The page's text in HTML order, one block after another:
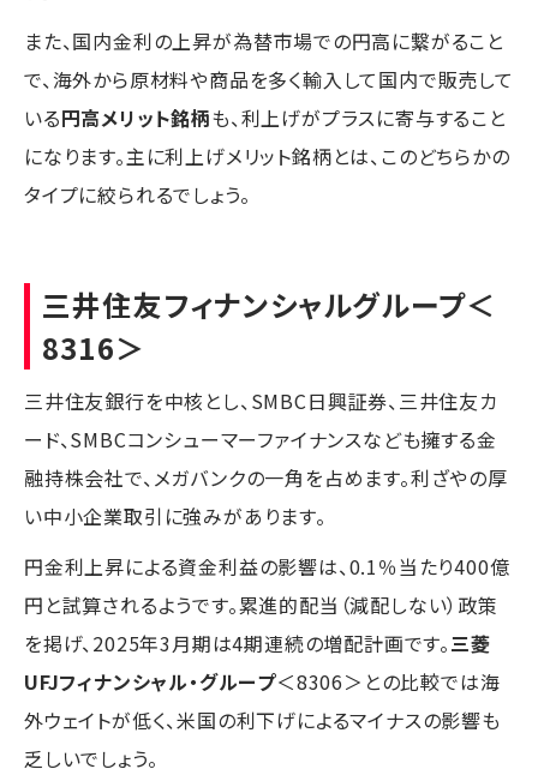
また、国内金利の上昇が為替市場での円高に繋がること
で、海外から原材料や商品を多く輸入して国内で販売して
いる円高メリット銘柄も、利上げがプラスに寄与すること
になります。主に利上げメリット銘柄とは、このどちらかの
タイプに絞られるでしょう。
三井住友フィナンシャルグループ＜
8316＞
三井住友銀行を中核とし、SMBC日興証券、三井住友カ
ード、SMBCコンシューマーファイナンスなども擁する金
融持株会社で、メガバンクの一角を占めます。利ざやの厚
い中小企業取引に強みがあります。
円金利上昇による資金利益の影響は、0.1％当たり400億
円と試算されるようです。累進的配当（減配しない）政策
を掲げ、2025年3月期は4期連続の増配計画です。三菱
UFJフィナンシャル・グループ＜8306＞との比較では海
外ウェイトが低く、米国の利下げによるマイナスの影響も
乏しいでしょう。